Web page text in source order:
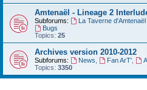
Amtenaël - Lineage 2
Subforums: La Taverne d'Amtenaël
Bugs
Topics: 25
Archives version 2010-2012
Subforums: News Fan ArT',
Topics: 3350